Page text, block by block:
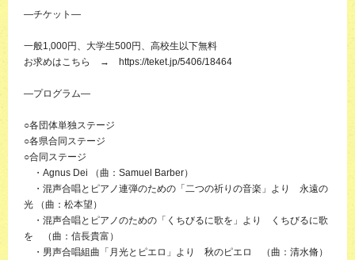
―チケット―
一般1,000円、大学生500円、高校生以下無料
お求めはこちら → https://teket.jp/5406/18464
―プログラム―
○各団体単独ステージ
○各県合同ステージ
○合同ステージ
・Agnus Dei （曲：Samuel Barber）
・混声合唱とピアノ連弾のための「二つの祈りの音楽」より 永遠の
光 （曲：松本望）
・混声合唱とピアノのための「くちびるに歌を」より くちびるに歌
を （曲：信長貴富）
・男声合唱組曲「月光とピエロ」より 秋のピエロ （曲：清水脩）